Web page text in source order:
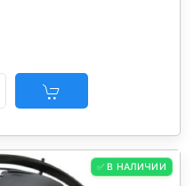
✅ В НАЛИЧИИ